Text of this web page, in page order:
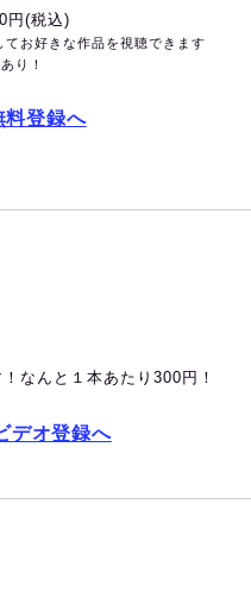
円(税込)
お好きな作品を視聴できます
り！
登録へ
なんと１本あたり300円！
デオ登録へ